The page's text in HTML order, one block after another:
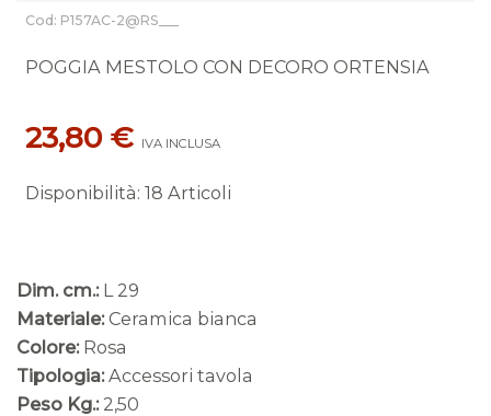
Cod: P157AC-2@RS___
POGGIA MESTOLO CON DECORO ORTENSIA
23,80 € IVA INCLUSA
Disponibilità: 18 Articoli
Dim. cm.: L 29
Materiale: Ceramica bianca
Colore: Rosa
Tipologia: Accessori tavola
Peso Kg.: 2,50